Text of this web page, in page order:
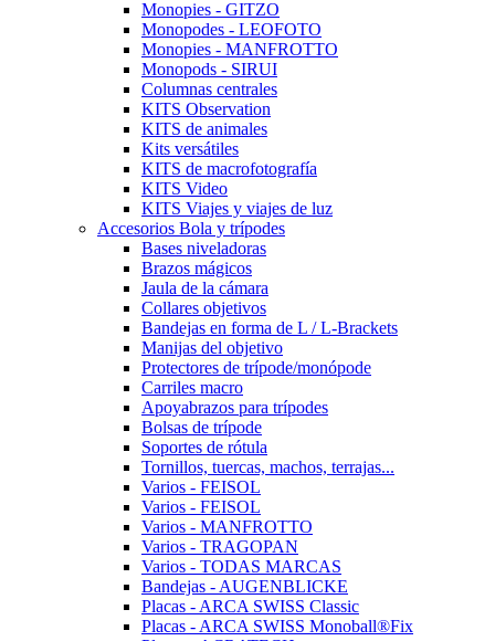
Monopies - GITZO
Monopodes - LEOFOTO
Monopies - MANFROTTO
Monopods - SIRUI
Columnas centrales
KITS Observation
KITS de animales
Kits versátiles
KITS de macrofotografía
KITS Video
KITS Viajes y viajes de luz
Accesorios Bola y trípodes
Bases niveladoras
Brazos mágicos
Jaula de la cámara
Collares objetivos
Bandejas en forma de L / L-Brackets
Manijas del objetivo
Protectores de trípode/monópode
Carriles macro
Apoyabrazos para trípodes
Bolsas de trípode
Soportes de rótula
Tornillos, tuercas, machos, terrajas...
Varios - FEISOL
Varios - FEISOL
Varios - MANFROTTO
Varios - TRAGOPAN
Varios - TODAS MARCAS
Bandejas - AUGENBLICKE
Placas - ARCA SWISS Classic
Placas - ARCA SWISS Monoball®Fix